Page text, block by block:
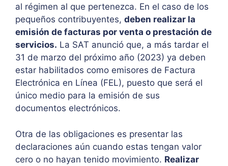
al régimen al que pertenezca. En el caso de los
pequeños contribuyentes, deben realizar la
emisión de facturas por venta o prestación de
servicios. La SAT anunció que, a más tardar el
31 de marzo del próximo año (2023) ya deben
estar habilitados como emisores de Factura
Electrónica en Línea (FEL), puesto que será el
único medio para la emisión de sus
documentos electrónicos.
Otra de las obligaciones es presentar las
declaraciones aún cuando estas tengan valor
cero o no hayan tenido movimiento. Realizar